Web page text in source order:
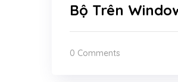
Bộ Trên
0 Comments